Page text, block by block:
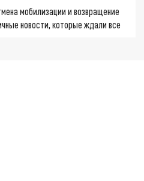
мобилизации и возвращение
новости, которые ждали все